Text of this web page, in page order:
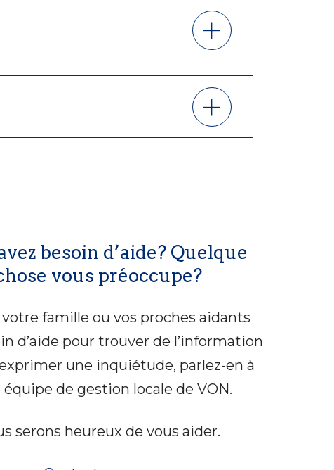
besoin d’aide? Quelque
vous préoccupe?
votre famille ou vos proches aidants
d’aide pour trouver de l’information
une inquiétude, parlez-en à
de gestion locale de VON.
serons heureux de vous aider.